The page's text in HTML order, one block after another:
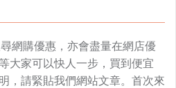
網購優惠，亦會盡量在網店優
大家可以快人一步，買到便宜
，請緊貼我們網站文章。首次來